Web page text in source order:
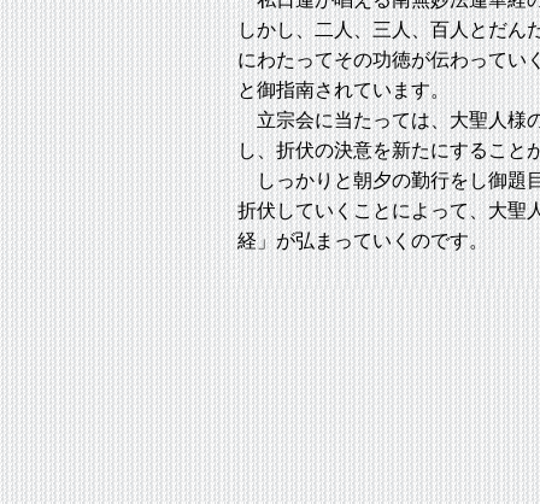
しかし、二人、三人、百人とだん
にわたってその功徳が伝わって
と御指南されています。
立宗会に当たっては、大聖人様
し、折伏の決意を新たにすること
しっかりと朝夕の勤行をし御題
折伏していくことによって、大聖
経」が弘まっていくのです。